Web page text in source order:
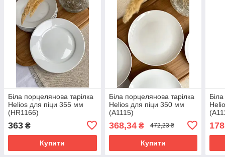
Біла порцелянова тарілка
Helios для піци 355 мм
(HR1166)
363 ₴
Купити
Біла порцелянова тарілка
Helios для піци 350 мм
(A1115)
368,34₴ 472,23 ₴
Купити